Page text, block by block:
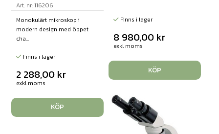
Art. nr: 116206
Monokulärt mikroskop i
modern design med öppet
cha...
Finns i lager
2 288,00 kr
exkl moms
KÖP
Finns i lager
8 980,00 kr
exkl moms
KÖP